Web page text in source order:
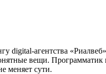
digital-агентства
вещи.
меняет сути.